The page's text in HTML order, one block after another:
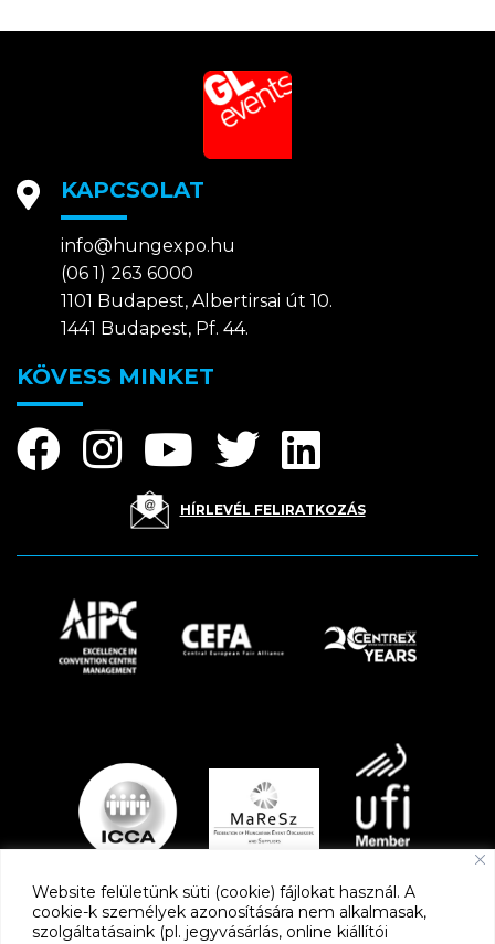
Website felületünk süti (cookie) fájlokat használ. A
cookie-k személyek azonosítására nem alkalmasak,
szolgáltatásaink (pl. jegyvásárlás, online kiállítói
KAPCSOLAT
info@hungexpo.hu
(06 1) 263 6000
1101 Budapest, Albertirsai út 10.
1441 Budapest, Pf. 44.
KÖVESS MINKET
HÍRLEVÉL FELIRATKOZÁS